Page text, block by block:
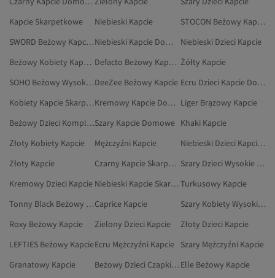
Kapcie Skarpetkowe
Niebieski Kapcie
STOCON Beżowy Kapcie
SWORD Beżowy Kapcie Domowe
Niebieski Kapcie Domowe
Niebieski Dzieci Kapcie
Beżowy Kobiety Kapcie Skarpetkowe
Defacto Beżowy Kapcie Domowe Żółty Kapcie
SOHO Beżowy Wysokie KapcieDeeZee Beżowy Kapcie
Ecru Dzieci Kapcie Domowe
Kobiety Kapcie Skarpetkowe
Kremowy Kapcie Domowe Liger Brązowy Kapcie
Beżowy Dzieci Komplet: Szalik, Czapka I RękawiczkiSzary Kapcie Domowe Khaki Kapcie
Złoty Kobiety Kapcie
Mężczyźni Kapcie
Niebieski Dzieci Kapcie Domowe
Złoty Kapcie
Czarny Kapcie Skarpetkowe
Szary Dzieci Wysokie Kapcie
Kremowy Dzieci Kapcie
Niebieski Kapcie Skarpetkowe Turkusowy Kapcie
Tonny Black Beżowy KapcieCaprice Kapcie
Szary Kobiety Wysokie Kapcie
Roxy Beżowy Kapcie
Zielony Dzieci Kapcie
Złoty Dzieci Kapcie
LEFTIES Beżowy KapcieEcru Mężczyźni Kapcie
Szary Mężczyźni Kapcie
Granatowy Kapcie
Beżowy Dzieci Czapki, Berety I Rękawiczki Elle Beżowy Kapcie